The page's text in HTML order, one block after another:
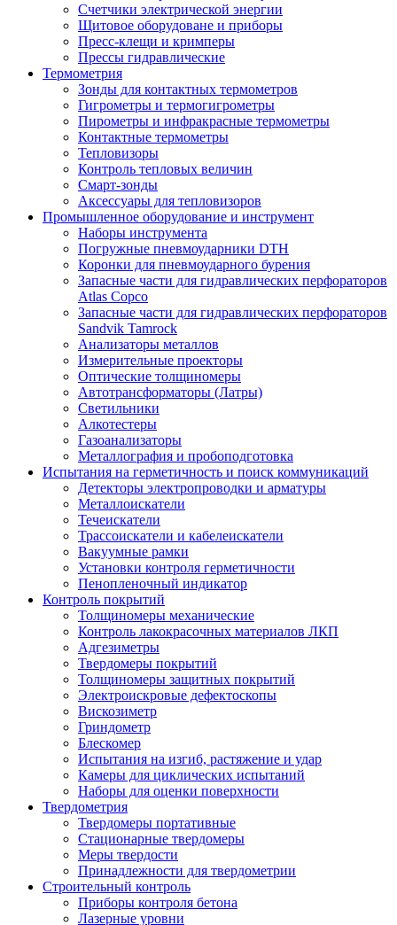
Счетчики электрической энергии
Щитовое оборудоване и приборы
Пресс-клещи и кримперы
Прессы гидравлические
Термометрия
Зонды для контактных термометров
Гигрометры и термогигрометры
Пирометры и инфракрасные термометры
Контактные термометры
Тепловизоры
Контроль тепловых величин
Смарт-зонды
Аксессуары для тепловизоров
Промышленное оборудование и инструмент
Наборы инструмента
Погружные пневмоударники DTH
Коронки для пневмоударного бурения
Запасные части для гидравлических перфораторов
Atlas Copco
Запасные части для гидравлических перфораторов
Sandvik Tamrock
Анализаторы металлов
Измерительные проекторы
Оптические толщиномеры
Автотрансформаторы (Латры)
Светильники
Алкотестеры
Газоанализаторы
Металлография и пробоподготовка
Испытания на герметичность и поиск коммуникаций
Детекторы электропроводки и арматуры
Металлоискатели
Течеискатели
Трассоискатели и кабелеискатели
Вакуумные рамки
Установки контроля герметичности
Пенопленочный индикатор
Контроль покрытий
Толщиномеры механические
Контроль лакокрасочных материалов ЛКП
Адгезиметры
Твердомеры покрытий
Толщиномеры защитных покрытий
Электроискровые дефектоскопы
Вискозиметр
Гриндометр
Блескомер
Испытания на изгиб, растяжение и удар
Камеры для циклических испытаний
Наборы для оценки поверхности
Твердометрия
Твердомеры портативные
Стационарные твердомеры
Меры твердости
Принадлежности для твердометрии
Строительный контроль
Приборы контроля бетона
Лазерные уровни